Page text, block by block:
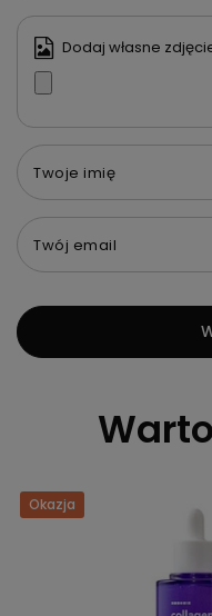
Dodaj własne
Twoje imię
Twój email
Okazja